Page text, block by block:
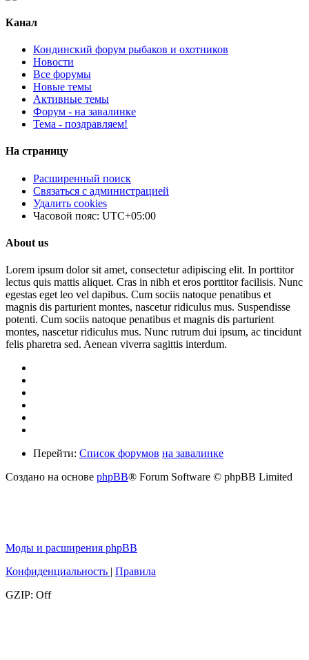
Канал
Кондинский форум рыбаков и охотников
Новости
Все форумы
Новые темы
Активные темы
Форум - на завалинке
Тема - поздравляем!
На страницу
Расширенный поиск
Связаться с администрацией
Удалить cookies
Часовой пояс: UTC+05:00
About us
Lorem ipsum dolor sit amet, consectetur adipiscing elit. In porttitor
lectus quis mattis aliquet. Cras in nibh et eros porttitor facilisis. Nunc
egestas eget leo vel dapibus. Cum sociis natoque penatibus et
magnis dis parturient montes, nascetur ridiculus mus. Suspendisse
potenti. Cum sociis natoque penatibus et magnis dis parturient
montes, nascetur ridiculus mus. Nunc rutrum dui ipsum, ac tincidunt
felis pharetra sed. Aenean viverra sagittis interdum.
Перейти: Список форумов на завалинке
Создано на основе phpBB® Forum Software © phpBB Limited
Моды и расширения phpBB
Конфиденциальность | Правила
GZIP: Off